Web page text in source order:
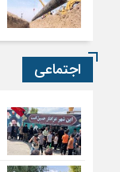
اجتماعی